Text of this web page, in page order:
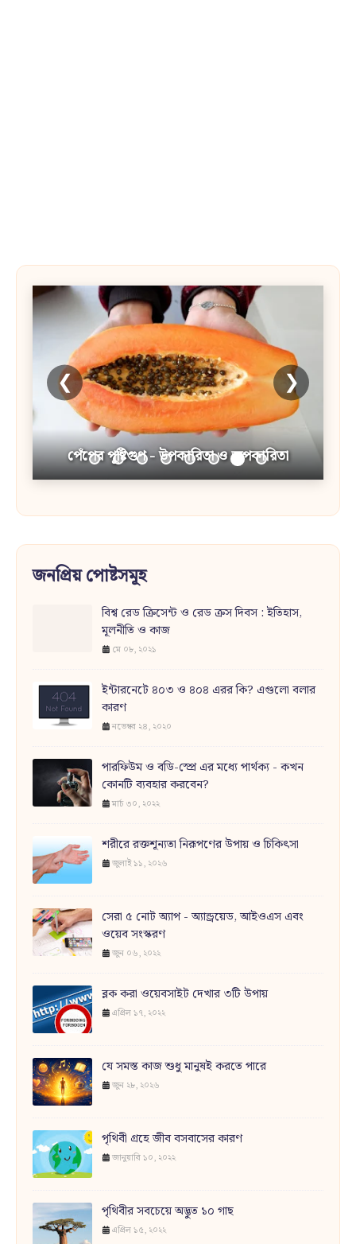
পেঁপের পুষ্টিগুণ - উপকারিতা ও অপকারিতা
❮ ❯
জনপ্রিয় পোষ্টসমূহ
বিশ্ব রেড ক্রিসেন্ট ও রেড ক্রস দিবস : ইতিহাস,
মূলনীতি ও কাজ
মে ০৮, ২০২১
ইন্টারনেটে ৪০৩ ও ৪০৪ এরর কি? এগুলো বলার
কারণ
নভেম্বর ২৪, ২০২০
পারফিউম ও বডি-স্প্রে এর মধ্যে পার্থক্য - কখন
কোনটি ব্যবহার করবেন?
মার্চ ৩০, ২০২২
শরীরে রক্তশূন্যতা নিরূপণের উপায় ও চিকিৎসা
জুলাই ১১, ২০২৬
সেরা ৫ নোট অ্যাপ - অ্যান্ড্রয়েড, আইওএস এবং
ওয়েব সংস্করণ
জুন ০৬, ২০২২
ব্লক করা ওয়েবসাইট দেখার ৩টি উপায়
এপ্রিল ১৭, ২০২২
যে সমস্ত কাজ শুধু মানুষই করতে পারে
জুন ২৮, ২০২৬
পৃথিবী গ্রহে জীব বসবাসের কারণ
জানুয়ারি ১০, ২০২২
পৃথিবীর সবচেয়ে অদ্ভুত ১০ গাছ
এপ্রিল ১৫, ২০২২